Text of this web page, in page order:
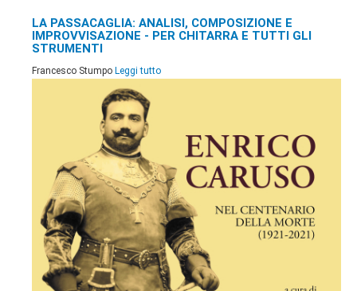
LA PASSACAGLIA: ANALISI, COMPOSIZIONE E
IMPROVVISAZIONE - PER CHITARRA E TUTTI GLI
STRUMENTI
Francesco Stumpo Leggi tutto